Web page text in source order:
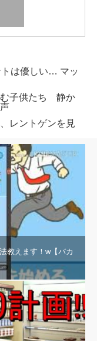
トは優しい… マッ
む子供たち 静か
レントゲンを見
教えます！w【バカ